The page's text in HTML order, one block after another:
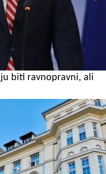
biti ravnopravni, ali